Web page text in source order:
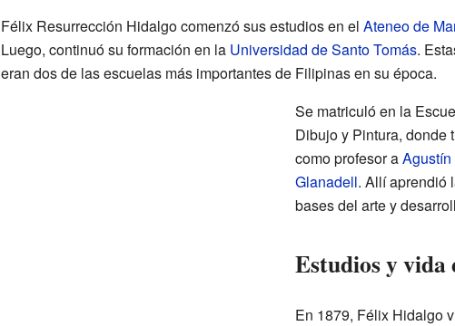
Félix Resurrección Hidalgo comenzó sus estudios en el Ateneo de
Luego, continuó su formación en la Universidad de Santo Tomás.
eran dos de las escuelas más importantes de Filipinas en su época.
Se matriculó en la
Dibujo y Pintura, donde
como profesor a
Glanadell. Allí aprendió
bases del arte y
Estudios y vida
En 1879, Félix Hidalgo